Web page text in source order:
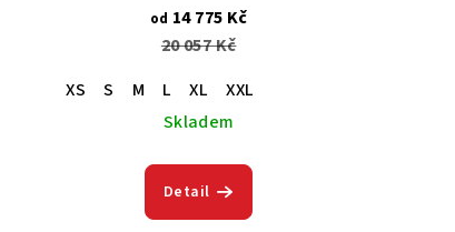
od 14 775 Kč
20 057 Kč
XS
S M L XL
XXL
Skladem
Detail